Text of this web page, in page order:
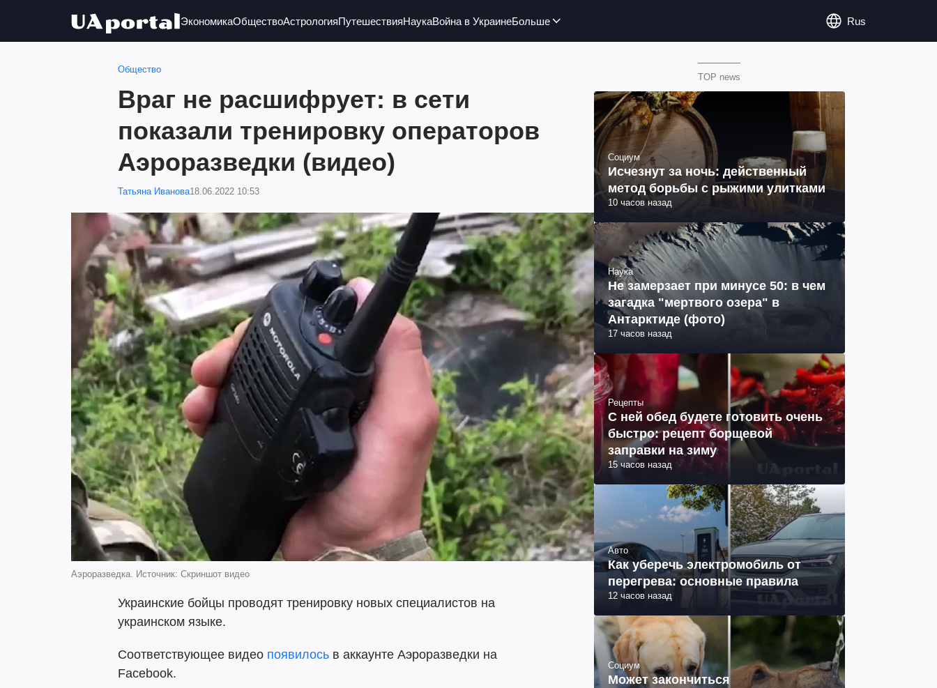
ЭкономикаОбществоАстрологияПутешествияНаукаВойна в УкраинеБольше Rus
Общество
Враг не расшифрует: в сети
показали тренировку операторов
Аэроразведки (видео)
Татьяна Иванова18.06.2022 10:53
Аэроразведка. Источник: Скриншот видео
Украинские бойцы проводят тренировку новых специалистов на
украинском языке.
Соответствующее видео появилось в аккаунте Аэроразведки на
Facebook.
TOP news
Социум
Исчезнут за ночь: действенный
метод борьбы с рыжими улитками
10 часов назад
Наука
Не замерзает при минусе 50: в чем
загадка "мертвого озера" в
Антарктиде (фото)
17 часов назад
Рецепты
С ней обед будете готовить очень
быстро: рецепт борщевой
заправки на зиму
15 часов назад
Авто
Как уберечь электромобиль от
перегрева: основные правила
12 часов назад
Социум
Может закончиться